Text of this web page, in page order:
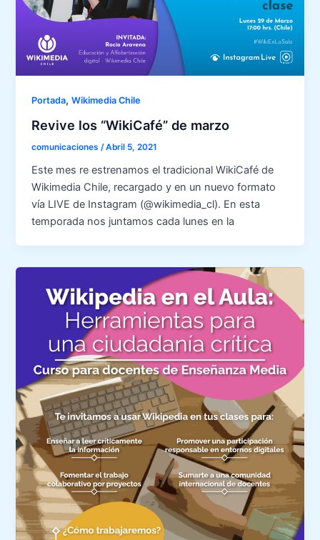
Portada,Wikimedia Chile
Revive los “WikiCafé” de marzo
comunicaciones /Abril 5, 2021
Este mes re estrenamos el tradicional WikiCafé de
Wikimedia Chile, recargado y en un nuevo formato
vía LIVE de Instagram (@wikimedia_cl). En esta
temporada nos juntamos cada lunes en la